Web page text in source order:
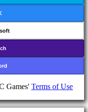
Games' Terms of Use